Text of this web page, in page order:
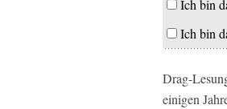
Ich bin
Ich bin
Drag-
einigen